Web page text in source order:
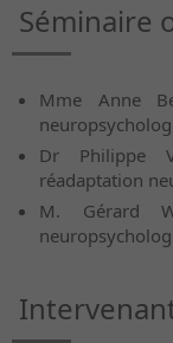
Séminaire
Mme Anne
Dr Philippe
réadaptation
M. Gérard